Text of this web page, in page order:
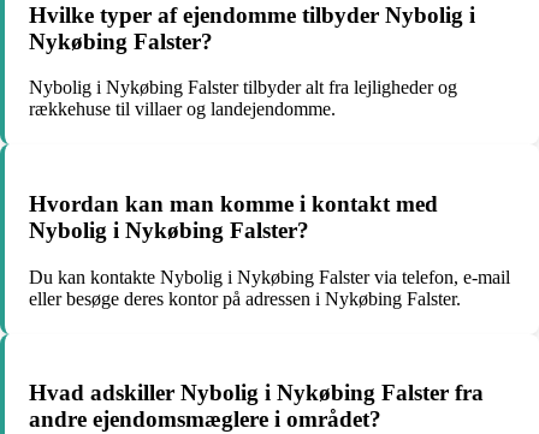
Hvilke typer af ejendomme tilbyder Nybolig i
Nykøbing Falster?
Nybolig i Nykøbing Falster tilbyder alt fra lejligheder og
rækkehuse til villaer og landejendomme.
Hvordan kan man komme i kontakt med
Nybolig i Nykøbing Falster?
Du kan kontakte Nybolig i Nykøbing Falster via telefon, e-mail
eller besøge deres kontor på adressen i Nykøbing Falster.
Hvad adskiller Nybolig i Nykøbing Falster fra
andre ejendomsmæglere i området?